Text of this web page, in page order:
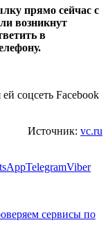
прямо сейчас с
возникнут
в
соцсеть Facebook
Источник: vc.ru
TelegramViber
сервисы по